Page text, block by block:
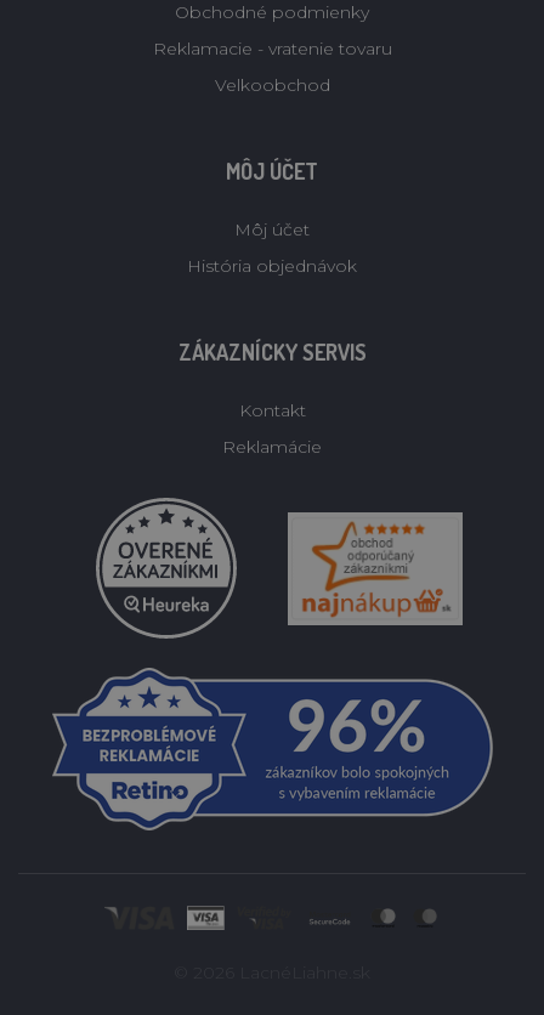
Obchodné podmienky
Reklamacie - vratenie tovaru
Velkoobchod
MÔJ ÚČET
Môj účet
História objednávok
ZÁKAZNÍCKY SERVIS
Kontakt
Reklamácie